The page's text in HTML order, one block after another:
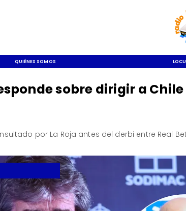
QUIÉNES SOMOS
sobre dirigir a
por La Roja antes del derbi entre Real